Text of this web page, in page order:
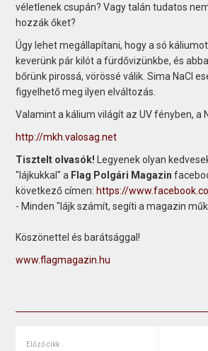
véletlenek csupán? Vagy talán tudatos
hozzák őket?
Úgy lehet megállapítani, hogy a só
keverünk pár kilót a fürdővizünkbe, és
bőrünk pirossá, vörössé válik. Sima NaCl
figyelhető meg ilyen elváltozás.
Valamint a kálium világít az UV fényben, a
http://mkh.valosag.net
Tisztelt olvasók! Legyenek olyan
"lájkukkal" a Flag Polgári Magazin
következő címen: https://
- Minden "lájk számít, segíti a magazin
Köszönettel és barátsággal!
www.flagmagazin.hu
Előző cikk